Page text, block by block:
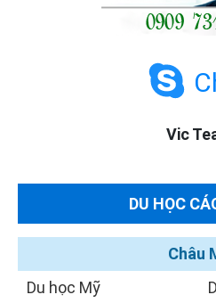
Vic
DU HỌC
Châu
Du học Mỹ